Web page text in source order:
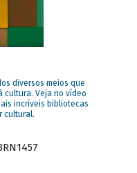
diversos meios que
cultura. Veja no vídeo
incríveis bibliotecas
cultural.